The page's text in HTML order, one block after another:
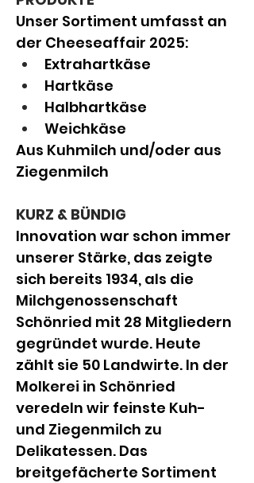
Unser Sortiment umfasst an
der Cheeseaffair 2025:
Extrahartkäse
Hartkäse
Halbhartkäse
Weichkäse
Aus Kuhmilch und/oder aus
Ziegenmilch
KURZ & BÜNDIG
Innovation war schon immer
unserer Stärke, das zeigte
sich bereits 1934, als die
Milchgenossenschaft
Schönried mit 28 Mitgliedern
gegründet wurde. Heute
zählt sie 50 Landwirte. In der
Molkerei in Schönried
veredeln wir feinste Kuh-
und Ziegenmilch zu
Delikatessen. Das
breitgefächerte Sortiment